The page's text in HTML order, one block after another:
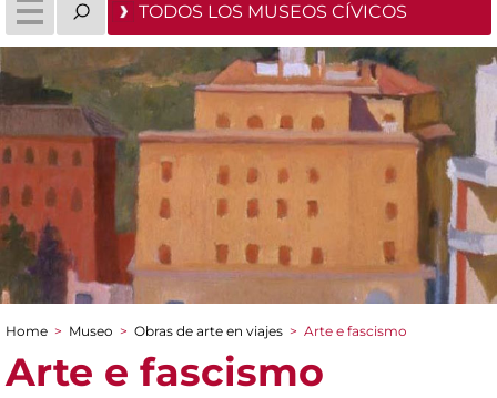
TODOS LOS MUSEOS CÍVICOS
You are here
Home > Museo > Obras de arte en viajes > Arte e fascismo
Arte e fascismo